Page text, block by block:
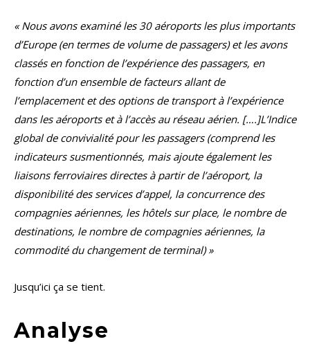
« Nous avons examiné les 30 aéroports les plus importants
d’Europe (en termes de volume de passagers) et les avons
classés en fonction de l’expérience des passagers, en
fonction d’un ensemble de facteurs allant de
l’emplacement et des options de transport à l’expérience
dans les aéroports et à l’accès au réseau aérien. [….]L’Indice
global de convivialité pour les passagers (comprend les
indicateurs susmentionnés, mais ajoute également les
liaisons ferroviaires directes à partir de l’aéroport, la
disponibilité des services d’appel, la concurrence des
compagnies aériennes, les hôtels sur place, le nombre de
destinations, le nombre de compagnies aériennes, la
commodité du changement de terminal) »
Jusqu’ici ça se tient.
Analyse